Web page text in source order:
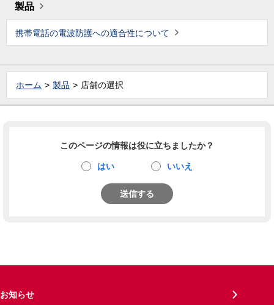
製品
携帯電話の電波防護への適合性について
ホーム 製品 店舗の選択
このページの情報は役に立ちましたか？
はい いいえ
送信する
お知らせ